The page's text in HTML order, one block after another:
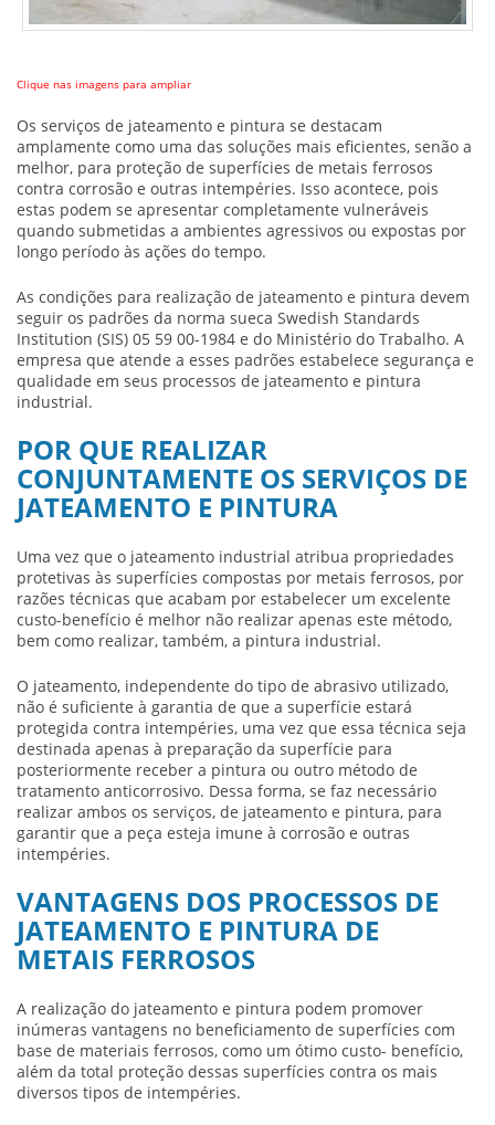
Clique nas imagens para ampliar
Os serviços de jateamento e pintura se destacam
amplamente como uma das soluções mais eficientes, senão a
melhor, para proteção de superfícies de metais ferrosos
contra corrosão e outras intempéries. Isso acontece, pois
estas podem se apresentar completamente vulneráveis
quando submetidas a ambientes agressivos ou expostas por
longo período às ações do tempo.
As condições para realização de jateamento e pintura devem
seguir os padrões da norma sueca Swedish Standards
Institution (SIS) 05 59 00-1984 e do Ministério do Trabalho. A
empresa que atende a esses padrões estabelece segurança e
qualidade em seus processos de jateamento e pintura
industrial.
POR QUE REALIZAR
CONJUNTAMENTE OS SERVIÇOS DE
JATEAMENTO E PINTURA
Uma vez que o jateamento industrial atribua propriedades
protetivas às superfícies compostas por metais ferrosos, por
razões técnicas que acabam por estabelecer um excelente
custo-benefício é melhor não realizar apenas este método,
bem como realizar, também, a pintura industrial.
O jateamento, independente do tipo de abrasivo utilizado,
não é suficiente à garantia de que a superfície estará
protegida contra intempéries, uma vez que essa técnica seja
destinada apenas à preparação da superfície para
posteriormente receber a pintura ou outro método de
tratamento anticorrosivo. Dessa forma, se faz necessário
realizar ambos os serviços, de jateamento e pintura, para
garantir que a peça esteja imune à corrosão e outras
intempéries.
VANTAGENS DOS PROCESSOS DE
JATEAMENTO E PINTURA DE
METAIS FERROSOS
A realização do jateamento e pintura podem promover
inúmeras vantagens no beneficiamento de superfícies com
base de materiais ferrosos, como um ótimo custo- benefício,
além da total proteção dessas superfícies contra os mais
diversos tipos de intempéries.